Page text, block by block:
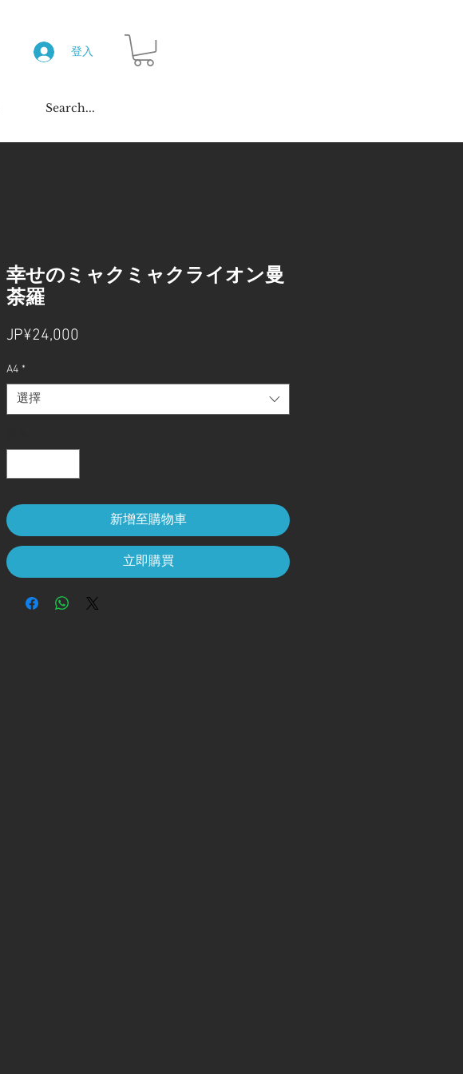
登入
幸せのミャクミャクライオン曼
荼羅
JP¥24,000
A4 *
選擇
新增至購物車
立即購買